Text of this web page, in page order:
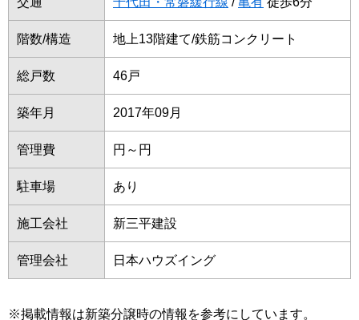
階数/構造 地上13階建て/鉄筋コンクリート
総戸数 46戸
築年月 2017年09月
管理費 円～円
駐車場 あり
施工会社 新三平建設
管理会社 日本ハウズイング
※掲載情報は新築分譲時の情報を参考にしています。